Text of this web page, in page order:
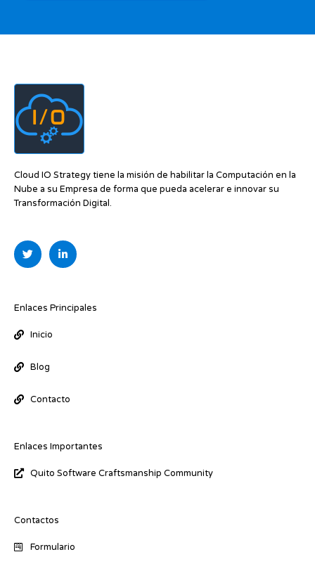
Cloud IO Strategy tiene la misión de habilitar la Computación en la
Nube a su Empresa de forma que pueda acelerar e innovar su
Transformación Digital.
T
w
i
r
L
i
n
i
Enlaces Principales
Inicio
Blog
Contacto
Enlaces Importantes
Quito Software Craftsmanship Community
Contactos
Formulario